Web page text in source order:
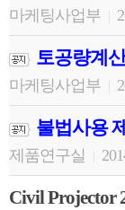
마케팅사업부
토공량계
마케팅사업부
불법사용
제품연구실
Civil Projector